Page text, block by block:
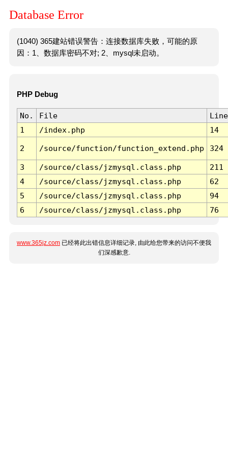
Database Error
(1040) 365建站错误警告：连接数据库失败，可能的原
因：1、数据库密码不对; 2、mysql未启动。
PHP Debug
No. File
Line
1
/index.php 14
2 /source/function/function_extend.php 324
3 /source/class/jzmysql.class.php
211
4
/source/class/jzmysql.class.php
62
5
/source/class/jzmysql.class.php
94
6
/source/class/jzmysql.class.php 76
www.365jz.com 已经将此出错信息详细记录, 由此给您带来的访问不便我
们深感歉意.